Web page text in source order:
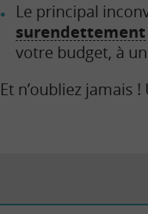
Le principal
surendettement
votre budget, à
Et n’oubliez jamais